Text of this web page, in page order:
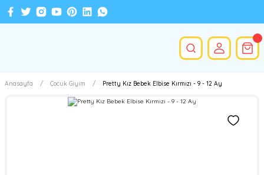
Anasayfa Çocuk Giyim Pretty Kız Bebek Elbise Kırmızı - 9 - 12 Ay